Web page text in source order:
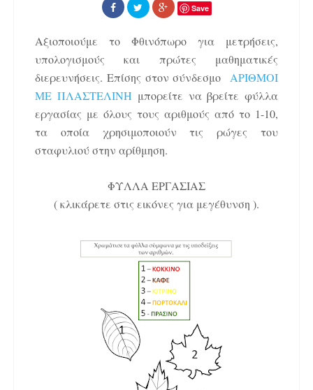
Save
Αξιοποιούμε το Φθινόπωρο για μετρήσεις,
υπολογισμούς και πρώτες μαθηματικές
διερευνήσεις. Επίσης στον σύνδεσμο ΑΡΙΘΜΟΙ
ΜΕ ΠΛΑΣΤΕΛΙΝΗ μπορείτε να βρείτε φύλλα
εργασίας με όλους τους αριθμούς από το 1-10,
τα οποία χρησιμοποιούν τις ρώγες του
σταφυλιού στην αρίθμηση.
ΦΥΛΛΑ ΕΡΓΑΣΙΑΣ
( κλικάρετε στις εικόνες για μεγέθυνση ).